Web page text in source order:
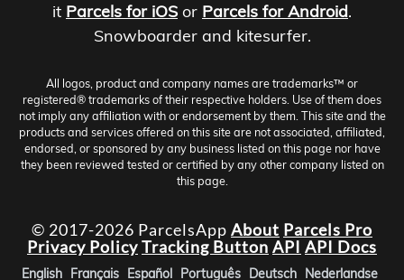
it Parcels for iOS or Parcels for Android.
Snowboarder and kitesurfer.
All logos, product and company names are trademarks™ or
registered® trademarks of their respective holders. Use of them does
not imply any affiliation with or endorsement by them. This site and the
products and services offered on this site are not associated, affiliated,
endorsed, or sponsored by any business listed on this page nor have
they been reviewed tested or certified by any other company listed on
this page.
© 2017-2026 ParcelsApp About Parcels Pro
Privacy PolicyTracking Button API API Docs
English Français Español Português Deutsch Nederlandse